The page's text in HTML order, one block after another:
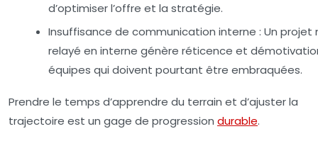
d’optimiser l’offre et la stratégie.
Insuffisance de communication interne : Un projet
relayé en interne génère réticence et
équipes qui doivent pourtant être embraquées.
Prendre le temps d’apprendre du terrain et d’ajuster la
trajectoire est un gage de progression durable.